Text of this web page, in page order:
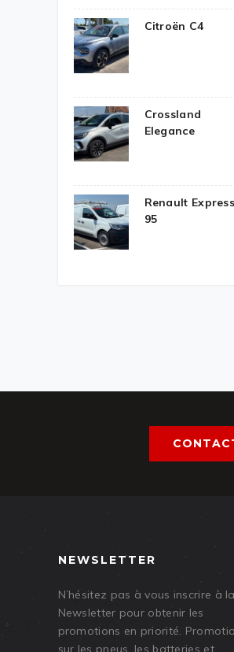
Citroën C4
Crossland
Elegance
Renault Express
95
NEWSLETTER
N’hésitez pas à vous inscrire à la
Newsletter pour obtenir les
promotions en priorité.
sur les pneus, les batteries et